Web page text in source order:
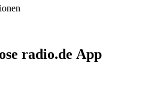
radio.de App